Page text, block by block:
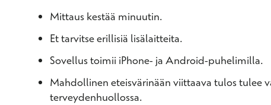
Mittaus kestää minuutin.
Et tarvitse erillisiä lisälaitteita.
Sovellus toimii iPhone- ja Android-puhelimilla.
Mahdollinen eteisvärinään viittaava tulos tulee
terveydenhuollossa.